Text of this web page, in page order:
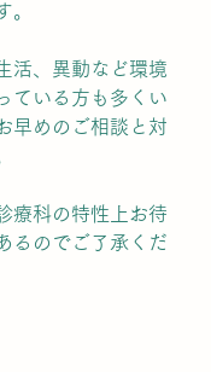
。
活、異動など環境
ている方も多くい
早めのご相談と対
療科の特性上お待
るのでご了承くだ